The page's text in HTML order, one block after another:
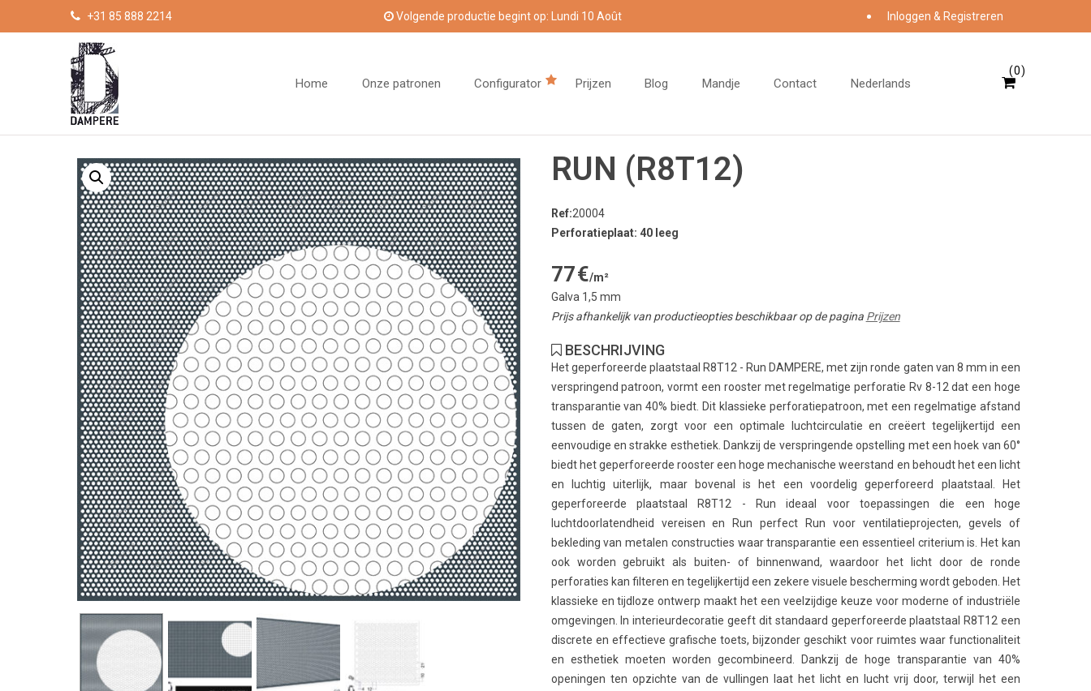
+31 85 888 2214 Volgende productie begint op: Lundi 10 Août Inloggen & Registreren
Home Onze patronen Configurator Prijzen Blog Mandje Contact Nederlands
0
RUN (R8T12)
Ref:20004
Perforatieplaat: 40 leeg
77€/m²
Galva 1,5 mm
Prijs afhankelijk van productieopties beschikbaar op de pagina Prijzen
BESCHRIJVING
Het geperforeerde plaatstaal R8T12 - Run DAMPERE, met zijn ronde gaten van 8 mm in een
verspringend patroon, vormt een rooster met regelmatige perforatie Rv 8-12 dat een hoge
transparantie van 40% biedt. Dit klassieke perforatiepatroon, met een regelmatige afstand
tussen de gaten, zorgt voor een optimale luchtcirculatie en creëert tegelijkertijd een
eenvoudige en strakke esthetiek. Dankzij de verspringende opstelling met een hoek van 60°
biedt het geperforeerde rooster een hoge mechanische weerstand en behoudt het een licht
en luchtig uiterlijk, maar bovenal is het een voordelig geperforeerd plaatstaal. Het
geperforeerde plaatstaal R8T12 - Run ideaal voor toepassingen die een hoge
luchtdoorlatendheid vereisen en Run perfect Run voor ventilatieprojecten, gevels of
bekleding van metalen constructies waar transparantie een essentieel criterium is. Het kan
ook worden gebruikt als buiten- of binnenwand, waardoor het licht door de ronde
perforaties kan filteren en tegelijkertijd een zekere visuele bescherming wordt geboden. Het
klassieke en tijdloze ontwerp maakt het een veelzijdige keuze voor moderne of industriële
omgevingen. In interieurdecoratie geeft dit standaard geperforeerde plaatstaal R8T12 een
discrete en effectieve grafische toets, bijzonder geschikt voor ruimtes waar functionaliteit
en esthetiek moeten worden gecombineerd. Dankzij de hoge transparantie van 40%
openingen ten opzichte van de vullingen laat het licht en lucht vrij door, terwijl het een
Cookies beheer paneel